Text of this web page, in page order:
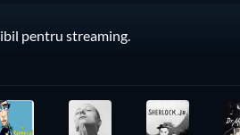
pentru streaming.